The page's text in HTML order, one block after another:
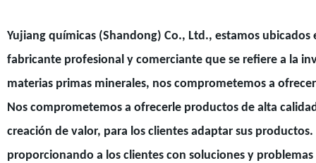
Yujiang químicas (Shandong) Co., Ltd., estamos
fabricante profesional y comerciante que se refiere a la
materias primas minerales, nos comprometemos a
Nos comprometemos a ofrecerle productos de alta
creación de valor, para los clientes adaptar sus
proporcionando a los clientes con soluciones y